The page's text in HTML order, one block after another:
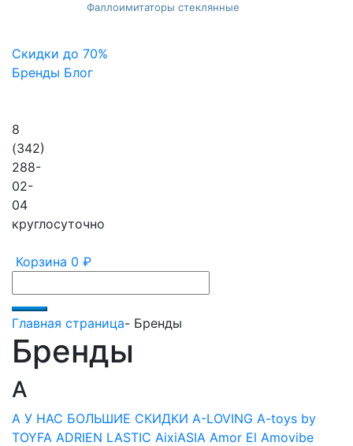
Фаллоимитаторы стеклянные
Скидки до 70%
Бренды Блог
8
(342)
288-
02-
04
круглосуточно
Корзина 0 ₽
Главная страница- Бренды
Бренды
A
A У НАС БОЛЬШИЕ СКИДКИ A-LOVING A-toys by
TOYFA ADRIEN LASTIC AixiASIA Amor El Amovibe